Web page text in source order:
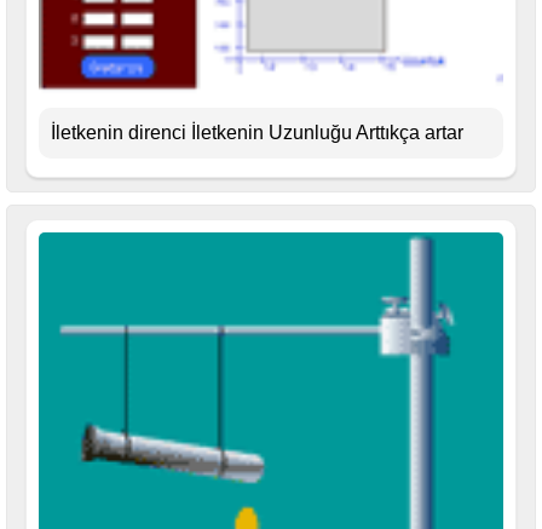
İletkenin direnci İletkenin Uzunluğu Arttıkça artar